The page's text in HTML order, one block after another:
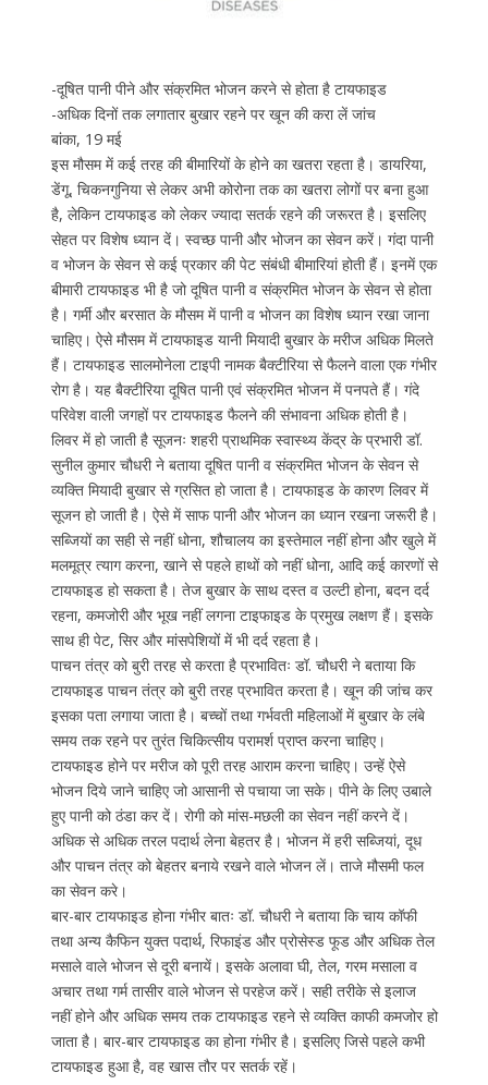
-दूषित पानी पीने और संक्रमित भोजन करने से होता है टायफाइड
-अधिक दिनों तक लगातार बुखार रहने पर खून की करा लें जांच
बांका, 19 मई
इस मौसम में कई तरह की बीमारियों के होने का खतरा रहता है। डायरिया,
डेंगू, चिकनगुनिया से लेकर अभी कोरोना तक का खतरा लोगों पर बना हुआ
है, लेकिन टायफाइड को लेकर ज्यादा सतर्क रहने की जरूरत है। इसलिए
सेहत पर विशेष ध्यान दें। स्वच्छ पानी और भोजन का सेवन करें। गंदा पानी
व भोजन के सेवन से कई प्रकार की पेट संबंधी बीमारियां होती हैं। इनमें एक
बीमारी टायफाइड भी है जो दूषित पानी व संक्रमित भोजन के सेवन से होता
है। गर्मी और बरसात के मौसम में पानी व भोजन का विशेष ध्यान रखा जाना
चाहिए। ऐसे मौसम में टायफाइड यानी मियादी बुखार के मरीज अधिक मिलते
हैं। टायफाइड सालमोनेला टाइपी नामक बैक्टीरिया से फैलने वाला एक गंभीर
रोग है। यह बैक्टीरिया दूषित पानी एवं संक्रमित भोजन में पनपते हैं। गंदे
परिवेश वाली जगहों पर टायफाइड फैलने की संभावना अधिक होती है।
लिवर में हो जाती है सूजनः शहरी प्राथमिक स्वास्थ्य केंद्र के प्रभारी डॉ.
सुनील कुमार चौधरी ने बताया दूषित पानी व संक्रमित भोजन के सेवन से
व्यक्ति मियादी बुखार से ग्रसित हो जाता है। टायफाइड के कारण लिवर में
सूजन हो जाती है। ऐसे में साफ पानी और भोजन का ध्यान रखना जरूरी है।
सब्जियों का सही से नहीं धोना, शौचालय का इस्तेमाल नहीं होना और खुले में
मलमूत्र त्याग करना, खाने से पहले हाथों को नहीं धोना, आदि कई कारणों से
टायफाइड हो सकता है। तेज बुखार के साथ दस्त व उल्टी होना, बदन दर्द
रहना, कमजोरी और भूख नहीं लगना टाइफाइड के प्रमुख लक्षण हैं। इसके
साथ ही पेट, सिर और मांसपेशियों में भी दर्द रहता है।
पाचन तंत्र को बुरी तरह से करता है प्रभावितः डॉ. चौधरी ने बताया कि
टायफाइड पाचन तंत्र को बुरी तरह प्रभावित करता है। खून की जांच कर
इसका पता लगाया जाता है। बच्चों तथा गर्भवती महिलाओं में बुखार के लंबे
समय तक रहने पर तुरंत चिकित्सीय परामर्श प्राप्त करना चाहिए।
टायफाइड होने पर मरीज को पूरी तरह आराम करना चाहिए। उन्हें ऐसे
भोजन दिये जाने चाहिए जो आसानी से पचाया जा सके। पीने के लिए उबाले
हुए पानी को ठंडा कर दें। रोगी को मांस-मछली का सेवन नहीं करने दें।
अधिक से अधिक तरल पदार्थ लेना बेहतर है। भोजन में हरी सब्जियां, दूध
और पाचन तंत्र को बेहतर बनाये रखने वाले भोजन लें। ताजे मौसमी फल
का सेवन करे।
बार-बार टायफाइड होना गंभीर बातः डॉ. चौधरी ने बताया कि चाय कॉफी
तथा अन्य कैफिन युक्त पदार्थ, रिफाइंड और प्रोसेस्ड फूड और अधिक तेल
मसाले वाले भोजन से दूरी बनायें। इसके अलावा घी, तेल, गरम मसाला व
अचार तथा गर्म तासीर वाले भोजन से परहेज करें। सही तरीके से इलाज
नहीं होने और अधिक समय तक टायफाइड रहने से व्यक्ति काफी कमजोर हो
जाता है। बार-बार टायफाइड का होना गंभीर है। इसलिए जिसे पहले कभी
टायफाइड हुआ है, वह खास तौर पर सतर्क रहें।